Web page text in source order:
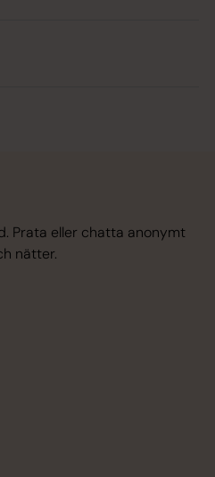
Prata eller chatta anonymt
nätter.